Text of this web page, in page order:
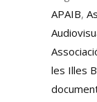
APAIB,
les Illes